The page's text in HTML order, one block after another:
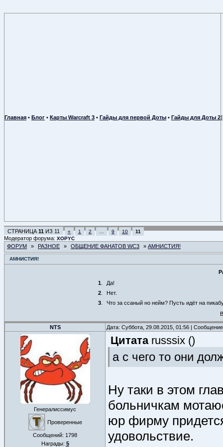
Главная • Блог • Карты Warcraft 3 • Гайды для первой Доты • Гайды для Доты 2
СТРАНИЦА 11 ИЗ 11 « 1 2 9 10 11
Модератор форума: XOPYC
ФОРУМ » РАЗНОЕ » ОБЩЕНИЕ ФАНАТОВ WC3 » АМНИСТИЯ!
АМНИСТИЯ!
1.
Да!
2.
Нет.
3.
Что за ссаный но нейм? Пусть идёт на
NTS Дата: Суббота, 29.08.2015, 01:56 |
Генералиссимус
Проверенные
Сообщений: 1798
Награды: 5
Цитата russsix ()
а с чего то они
Ну таки в этом
больничкам
юр фирму
удовольствие.